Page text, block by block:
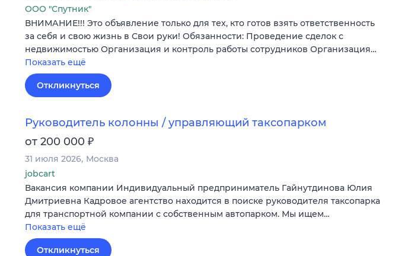
ООО "Спутник"
ВНИМАНИЕ!!! Это объявление только для тех, кто готов взять ответственность
за себя и свою жизнь в Свои руки! Обязанности: Проведение сделок с
недвижимостью Организация и контроль работы сотрудников Организация…
Показать ещё
Откликнуться
Руководитель колонны / управляющий таксопарком
от 200 000 ₽
31 июля 2026 Москва
jobcart
Вакансия компании Индивидуальный предприниматель Гайнутдинова Юлия
Дмитриевна Кадровое агентство находится в поиске руководителя таксопарка
для транспортной компании с собственным автопарком. Мы ищем…
Показать ещё
Откликнуться